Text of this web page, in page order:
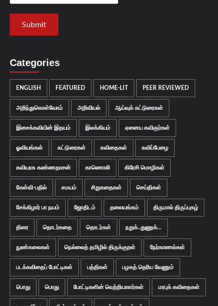
Categories
ENGLISH FEATURED HOME-LIT PEER REVIEWED
அறிந்துகொள்வோம் அறிவியல் ஆய்வுக் கட்டுரைகள்
இசைக்கவியின் இதயம் இலக்கியம் ஏனைய கவிஞர்கள்
ஓவியங்கள் கட்டுரைகள் கவிதைகள் கவிப்பேழை
கவியரசு கண்ணதாசன் காணொலி கிரேசி மொழிகள்
கேள்வி-பதில் சமயம் சிறுகதைகள் செய்திகள்
சேக்கிழார் பா நயம் ஜோதிடம் தலையங்கம் திருமால் திருப்புகழ்
திரை தொடர்கதை தொடர்கள் நறுக்..துணுக்...
நுண்கலைகள் நெல்லைத் தமிழில் திருக்குறள் நேர்காணல்கள்
படக்கவிதைப் போட்டிகள் பத்திகள் பழகத் தெரிய வேணும்
பொது பொது போட்டிகளின் வெற்றியாளர்கள் மரபுக் கவிதைகள்